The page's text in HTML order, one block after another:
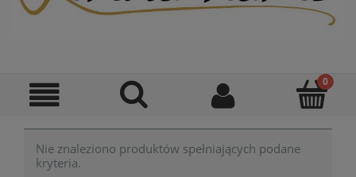
Nie znaleziono produktów spełniających podane
kryteria.